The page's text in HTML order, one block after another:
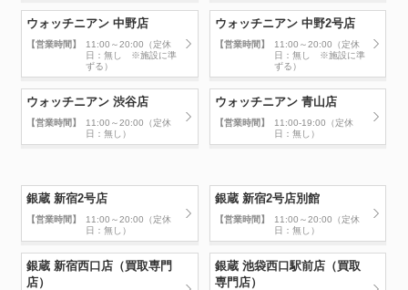
ウォッチニアン 中野店
【営業時間】
11:00～20:00（定休
日：無し ※施設に準
ずる）
ウォッチニアン 中野2号店
【営業時間】
11:00～20:00（定休
日：無し ※施設に準
ずる）
ウォッチニアン 渋谷店
【営業時間】
11:00～20:00（定休
日：無し）
ウォッチニアン 青山店
【営業時間】
11:00-19:00（定休
日：無し）
銀蔵 新宿2号店
【営業時間】
11:00～20:00（定休
日：無し）
銀蔵 新宿2号店別館
【営業時間】
11:00～20:00（定休
日：無し）
銀蔵 新宿西口店（買取専門
店）
銀蔵 池袋西口駅前店（買取
専門店）